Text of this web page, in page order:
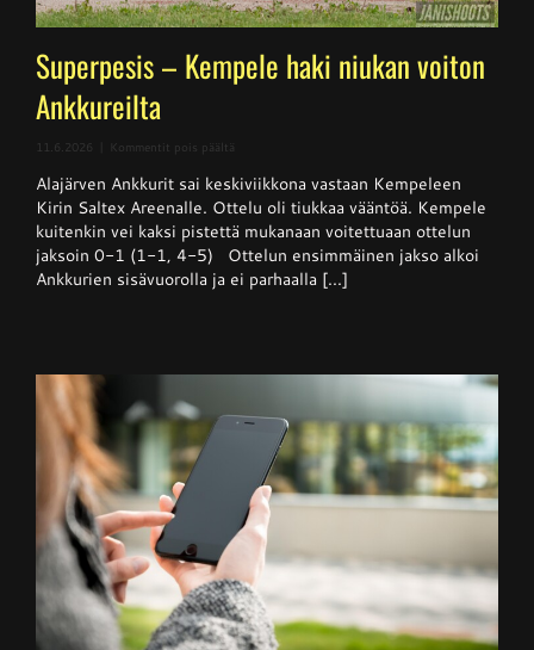
Superpesis – Kempele haki niukan voiton
Ankkureilta
11.6.2026 Kommentit pois päältä
–
Kempele
haki
niukan
voiton
Ankkureilta
Alajärven Ankkurit sai keskiviikkona vastaan Kempeleen
Kirin Saltex Areenalle. Ottelu oli tiukkaa vääntöä. Kempele
kuitenkin vei kaksi pistettä mukanaan voitettuaan ottelun
jaksoin 0-1 (1-1, 4-5) Ottelun ensimmäinen jakso alkoi
Ankkurien sisävuorolla ja ei parhaalla [...]